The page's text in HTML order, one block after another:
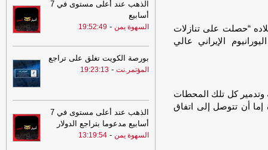
مؤكدًا أن بلاده “حصلت على تنازلات
الإيراني عالي
وتدمير كل تلك المحطات
إما أن تتوصل إلى اتفاق
الأحياء السكنية ومخيمات النازحين بمدينة
مأرب-مأرب برس
المدنيين في القصف الحوثي الذي استهدف
الأحياء السكنية ومخيمات النازحين بمدينة
مأرب- مأرب برس
احذروا.. إنذار إلى سكان هذه
14:21
رئيس المؤتمر يعزي بوفاة الشيخ
أحمد جريد-المؤتمر.نت
مليشيا الحوثي تواصل تصعيدها
الذهب عند أعلى مستوى في 7
أسابيع
السهوة يمن -
19:52:49
بورصة الكويت تغلق على تراجع
المؤتمر.نت -
19:23:13
الذهب عند أعلى مستوى في 7
أسابيع مدعوما بتراجع الدولار
السهوة يمن -
13:19:54